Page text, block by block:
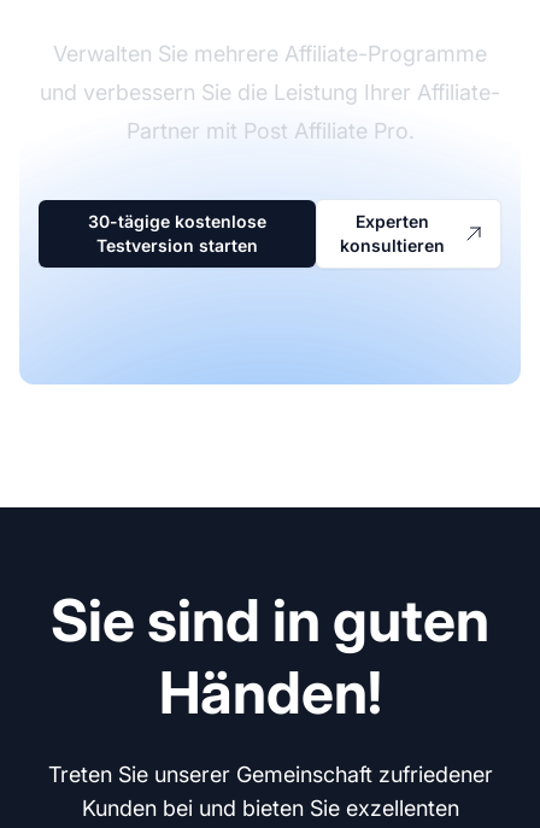
Verwalten Sie mehrere Affiliate-Programme
und verbessern Sie die Leistung Ihrer Affiliate-
Partner mit Post Affiliate Pro.
30-tägige kostenlose
Testversion starten
Experten
konsultieren
Sie sind in guten
Händen!
Treten Sie unserer Gemeinschaft zufriedener
Kunden bei und bieten Sie exzellenten